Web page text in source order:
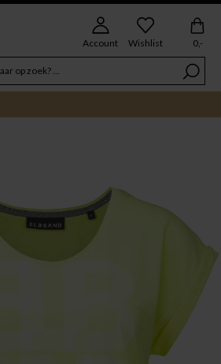
Account Wishlist 0,-